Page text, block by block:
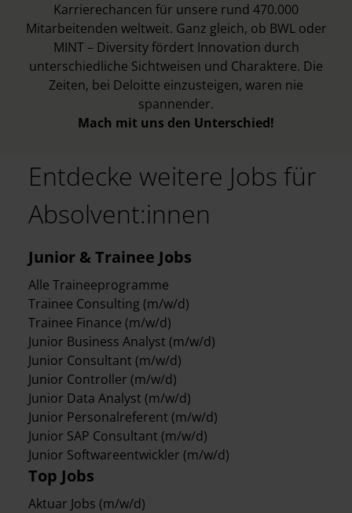
Karrierechancen für unsere rund 470.000
Mitarbeitenden weltweit. Ganz gleich, ob BWL oder
MINT – Diversity fördert Innovation durch
unterschiedliche Sichtweisen und Charaktere. Die
Zeiten, bei Deloitte einzusteigen, waren nie
spannender.
Mach mit uns den Unterschied!
Entdecke weitere Jobs für
Absolvent:innen
Top Jobs
Aktuar Jobs (m/w/d)
Junior & Trainee Jobs
Alle Traineeprogramme
Trainee Consulting (m/w/d)
Trainee Finance (m/w/d)
Junior Business Analyst (m/w/d)
Junior Consultant (m/w/d)
Junior Controller (m/w/d)
Junior Data Analyst (m/w/d)
Junior Personalreferent (m/w/d)
Junior SAP Consultant (m/w/d)
Junior Softwareentwickler (m/w/d)